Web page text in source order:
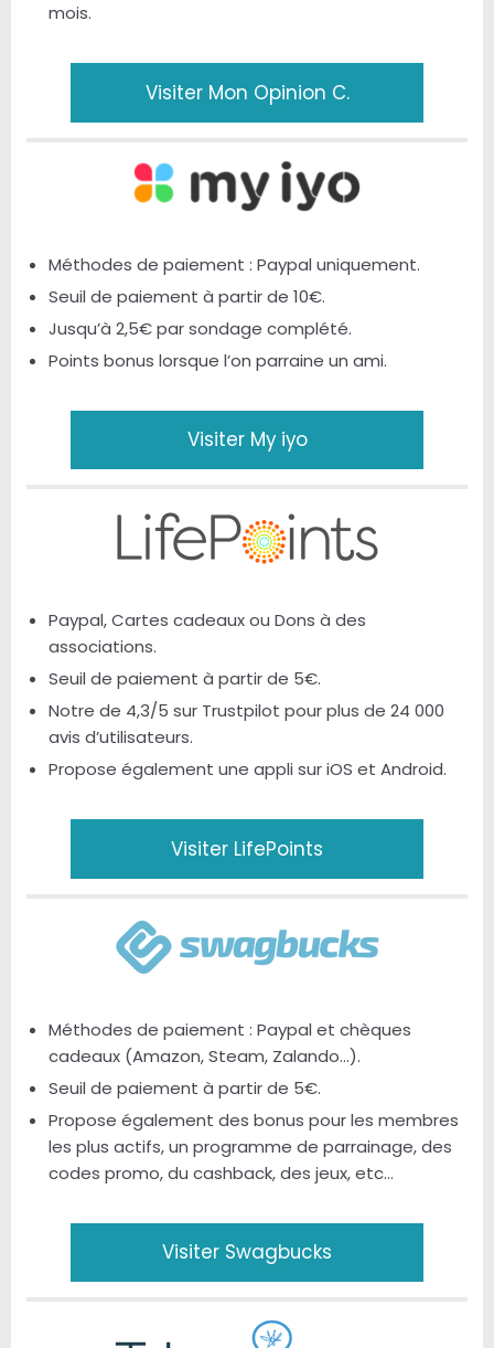
mois.
Visiter Mon Opinion C.
Méthodes de paiement : Paypal uniquement.
Seuil de paiement à partir de 10€.
Jusqu’à 2,5€ par sondage complété.
Points bonus lorsque l’on parraine un ami.
Visiter My iyo
Paypal, Cartes cadeaux ou Dons à des
associations.
Seuil de paiement à partir de 5€.
Notre de 4,3/5 sur Trustpilot pour plus de 24 000
avis d’utilisateurs.
Propose également une appli sur iOS et Android.
Visiter LifePoints
Méthodes de paiement : Paypal et chèques
cadeaux (Amazon, Steam, Zalando…).
Seuil de paiement à partir de 5€.
Propose également des bonus pour les membres
les plus actifs, un programme de parrainage, des
codes promo, du cashback, des jeux, etc…
Visiter Swagbucks